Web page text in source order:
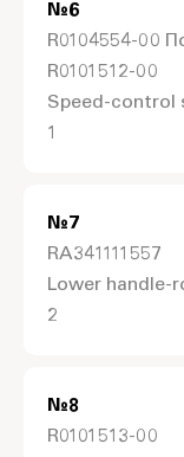
№6
R0104554-00
R0101512-00
Speed-control
1
№7
RA341111557
Lower handle-
2
№8
R0101513-00